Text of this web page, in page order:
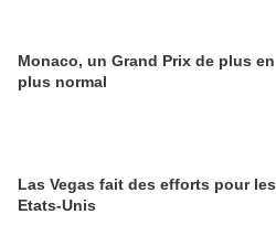
Monaco, un Grand Prix de plus en
plus normal
Las Vegas fait des efforts pour les
Etats-Unis